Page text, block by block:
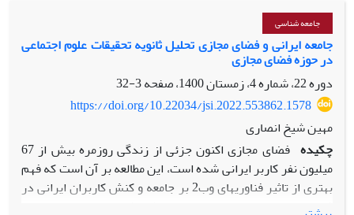
کلینیک‌های تخصصی ترک اعتیاد بودند. نتایج‌ تحقیق نشان
می‌دهند که معتاد قبل از معتاد شدن «بیماری‌ذهنی‌اعتیاد» دارد و
از رویارویی با زندگی می‌گریزد، به عبارتی او «کاهل» لویناس است.
بر اساس نتایج تحقیق «نظریه ‌شبکه ‌روابط‌اجتماعی ‌در اعتیاد» را
طرح کردیم. بر اساس این نظریه معتاد «بیماری‌ذهنی‌اعتیاد» را از
شبکه روابط ‌اجتماعی معیوبی که در آن قرار داشته، کسب
کرده‌است و برای ماندن دربهبودی باید در شبکه روابط‌ اجتماعی
جایگزینی از معتادان بهبودیافته قرار بگیرد.
جامعه شناسی
جامعه ایرانی و فضای مجازی تحلیل ثانویه تحقیقات علوم اجتماعی
در حوزه فضای مجازی
دوره 22، شماره 4، زمستان 1400، صفحه
3-32
https://doi.org/10.22034/jsi.2022.553862.1578
مهین شیخ انصاری
چکیده
فضای مجازی اکنون جزئی از زندگی روزمره بیش از 67
میلیون نفر کاربر ایرانی شده است، این مطالعه بر آن است که فهم
بهتری از تاثیر فناوری­های وب2 بر جامعه و کنش کاربران ایرانی در
فضای مجازی بدست بیاورد. به لحاظ روشی، این تحقیق از نوع